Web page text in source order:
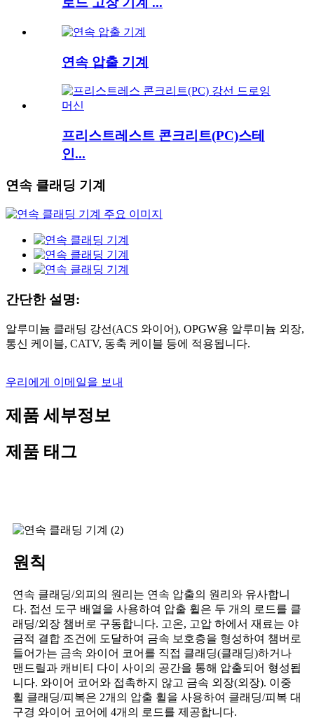
연속 압출 기계
프리스트레스트 콘크리트(PC)스테
인...
연속 클래딩 기계
간단한 설명:
알루미늄 클래딩 강선(ACS 와이어), OPGW용 알루미늄 외장,
통신 케이블, CATV, 동축 케이블 등에 적용됩니다.
우리에게 이메일을 보내
제품 세부정보
제품 태그
원칙
연속 클래딩/외피의 원리는 연속 압출의 원리와 유사합니
다. 접선 도구 배열을 사용하여 압출 휠은 두 개의 로드를 클
래딩/외장 챔버로 구동합니다. 고온, 고압 하에서 재료는 야
금적 결합 조건에 도달하여 금속 보호층을 형성하여 챔버로
들어가는 금속 와이어 코어를 직접 클래딩(클래딩)하거나
맨드릴과 캐비티 다이 사이의 공간을 통해 압출되어 형성됩
니다. 와이어 코어와 접촉하지 않고 금속 외장(외장). 이중
휠 클래딩/피복은 2개의 압출 휠을 사용하여 클래딩/피복 대
구경 와이어 코어에 4개의 로드를 제공합니다.